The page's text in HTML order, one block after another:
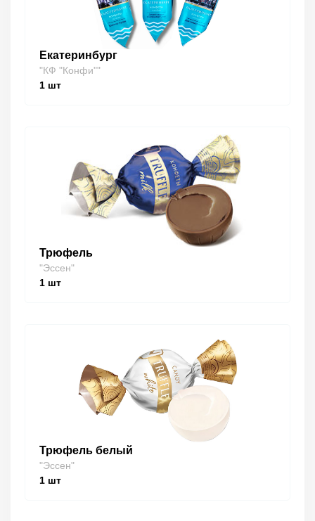
Екатеринбург
"КФ "Конфи""
1 шт
Трюфель
"Эссен"
1 шт
Трюфель белый
"Эссен"
1 шт